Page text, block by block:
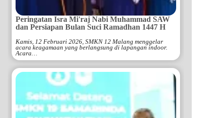
Peringatan Isra Mi'raj Nabi Muhammad SAW
dan Persiapan Bulan Suci Ramadhan 1447 H
Kamis, 12 Februari 2026, SMKN 12 Malang menggelar
acara keagamaan yang berlangsung di lapangan indoor.
Acara…